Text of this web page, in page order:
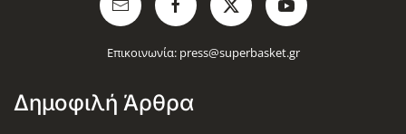
Επικοινωνία: press@superbasket.gr
Δημοφιλή Άρθρα